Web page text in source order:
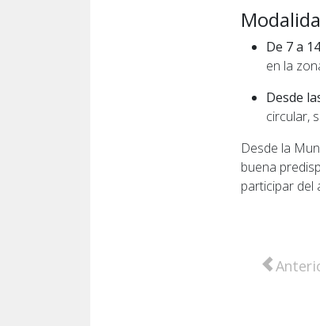
De 7 a
en la
Desde
circular,
Desde la
buena
participar del
Artículo